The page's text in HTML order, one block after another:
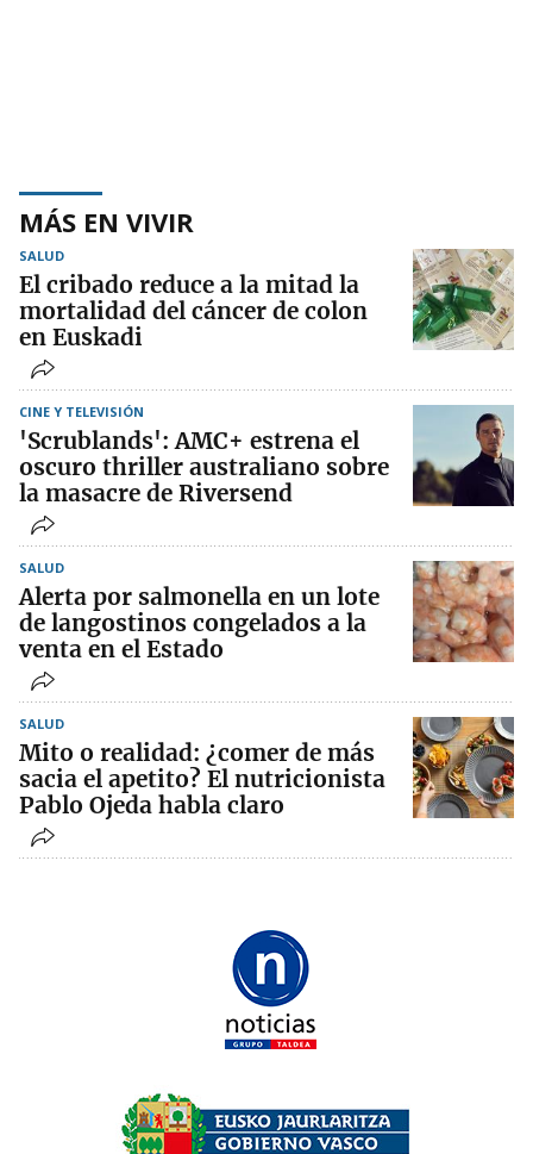
MÁS EN VIVIR
SALUD
El cribado reduce a la mitad la
mortalidad del cáncer de colon
en Euskadi
CINE Y TELEVISIÓN
'Scrublands': AMC+ estrena el
oscuro thriller australiano sobre
la masacre de Riversend
SALUD
Alerta por salmonella en un lote
de langostinos congelados a la
venta en el Estado
SALUD
Mito o realidad: ¿comer de más
sacia el apetito? El nutricionista
Pablo Ojeda habla claro